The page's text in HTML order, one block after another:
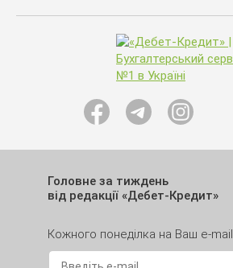
Головне за тиждень
від редакції «Дебет-Кредит»
Кожного понеділка на Ваш e-mail